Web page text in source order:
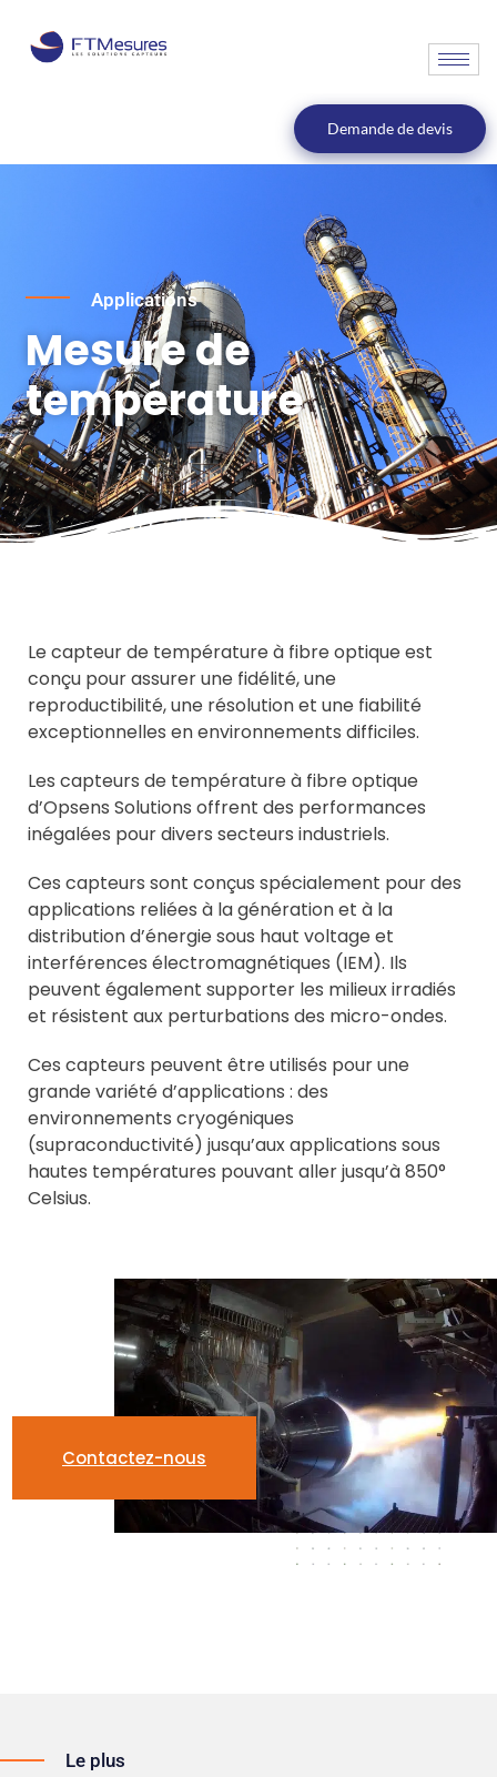
Demande de devis
Applications
Mesure de
température
Le capteur de température à fibre optique est
conçu pour assurer une fidélité, une
reproductibilité, une résolution et une fiabilité
exceptionnelles en environnements difficiles.
Les capteurs de température à fibre optique
d’Opsens Solutions offrent des performances
inégalées pour divers secteurs industriels.
Ces capteurs sont conçus spécialement pour des
applications reliées à la génération et à la
distribution d’énergie sous haut voltage et
interférences électromagnétiques (IEM). Ils
peuvent également supporter les milieux irradiés
et résistent aux perturbations des micro-ondes.
Ces capteurs peuvent être utilisés pour une
grande variété d’applications : des
environnements cryogéniques
(supraconductivité) jusqu’aux applications sous
hautes températures pouvant aller jusqu’à 850°
Celsius.
Contactez-nous
Le plus